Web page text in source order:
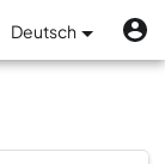
Deutsch